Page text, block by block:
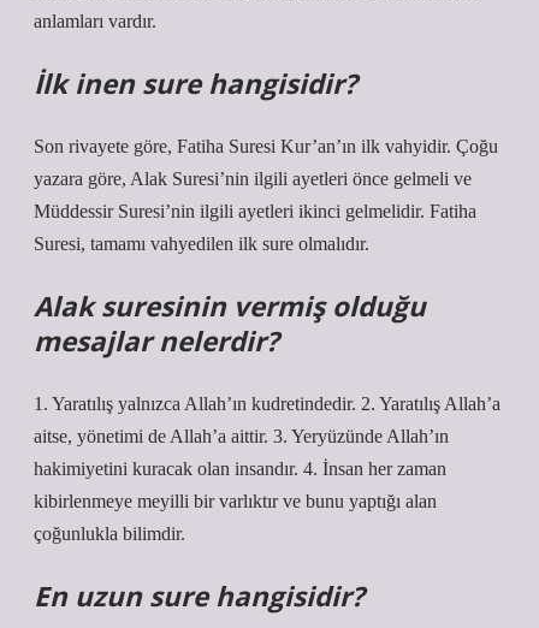
anlamları vardır.
İlk inen sure hangisidir?
Son rivayete göre, Fatiha Suresi Kur’an’ın ilk vahyidir. Çoğu
yazara göre, Alak Suresi’nin ilgili ayetleri önce gelmeli ve
Müddessir Suresi’nin ilgili ayetleri ikinci gelmelidir. Fatiha
Suresi, tamamı vahyedilen ilk sure olmalıdır.
Alak suresinin vermiş olduğu
mesajlar nelerdir?
1. Yaratılış yalnızca Allah’ın kudretindedir. 2. Yaratılış Allah’a
aitse, yönetimi de Allah’a aittir. 3. Yeryüzünde Allah’ın
hakimiyetini kuracak olan insandır. 4. İnsan her zaman
kibirlenmeye meyilli bir varlıktır ve bunu yaptığı alan
çoğunlukla bilimdir.
En uzun sure hangisidir?